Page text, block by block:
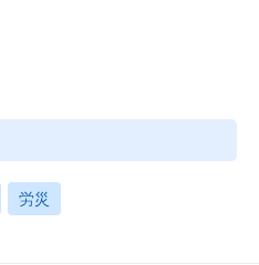
労災